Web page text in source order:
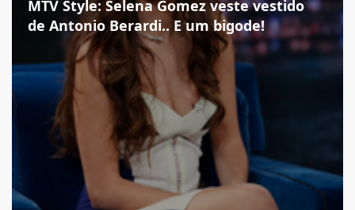
MTV Style: Selena Gomez veste vestido
de Antonio Berardi.. E um bigode!